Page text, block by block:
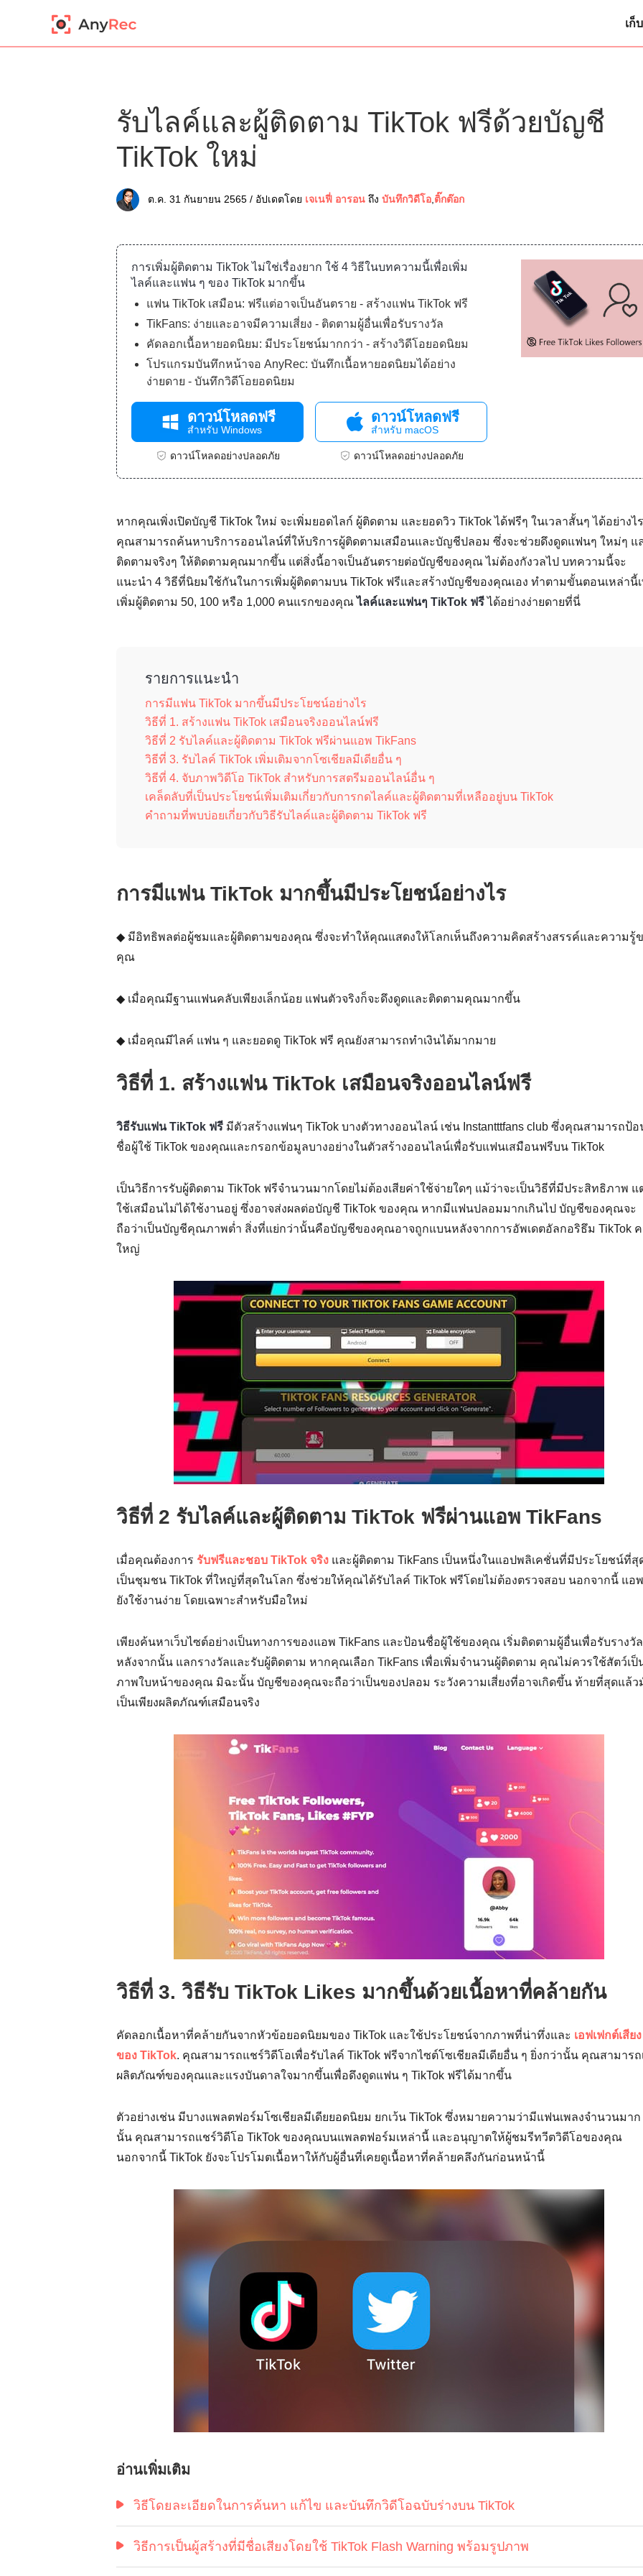
เก็บ
รับไลค์และผู้ติดตาม TikTok ฟรีด้วยบัญชี
TikTok ใหม่
ต.ค. 31 กันยายน 2565 / อัปเดตโดย เจเนฟี่ อารอน ถึง บันทึกวิดีโอ,ติ๊กต๊อก
การเพิ่มผู้ติดตาม TikTok ไม่ใช่เรื่องยาก ใช้ 4 วิธีในบทความนี้เพื่อเพิ่ม
ไลค์และแฟน ๆ ของ TikTok มากขึ้น
แฟน TikTok เสมือน: ฟรีแต่อาจเป็นอันตราย - สร้างแฟน TikTok ฟรี
TikFans: ง่ายและอาจมีความเสี่ยง - ติดตามผู้อื่นเพื่อรับรางวัล
คัดลอกเนื้อหายอดนิยม: มีประโยชน์มากกว่า - สร้างวิดีโอยอดนิยม
โปรแกรมบันทึกหน้าจอ AnyRec: บันทึกเนื้อหายอดนิยมได้อย่าง
ง่ายดาย - บันทึกวิดีโอยอดนิยม
ดาวน์โหลดฟรี
สำหรับ Windows
ดาวน์โหลดอย่างปลอดภัย
ดาวน์โหลดฟรี
สำหรับ macOS
ดาวน์โหลดอย่างปลอดภัย
หากคุณเพิ่งเปิดบัญชี TikTok ใหม่ จะเพิ่มยอดไลก์ ผู้ติดตาม และยอดวิว TikTok ได้ฟรีๆ ในเวลาสั้นๆ ได้อย่างไ
คุณสามารถค้นหาบริการออนไลน์ที่ให้บริการผู้ติดตามเสมือนและบัญชีปลอม ซึ่งจะช่วยดึงดูดแฟนๆ ใหม่ๆ แ
ติดตามจริงๆ ให้ติดตามคุณมากขึ้น แต่สิ่งนี้อาจเป็นอันตรายต่อบัญชีของคุณ ไม่ต้องกังวลไป บทความนี้จะ
แนะนำ 4 วิธีที่นิยมใช้กันในการเพิ่มผู้ติดตามบน TikTok ฟรีและสร้างบัญชีของคุณเอง ทำตามขั้นตอนเหล่านี้
เพิ่มผู้ติดตาม 50, 100 หรือ 1,000 คนแรกของคุณไลค์และแฟนๆ TikTok ฟรีได้อย่างง่ายดายที่นี่
รายการแนะนำ
การมีแฟน TikTok มากขึ้นมีประโยชน์อย่างไร
วิธีที่ 1. สร้างแฟน TikTok เสมือนจริงออนไลน์ฟรี
วิธีที่ 2 รับไลค์และผู้ติดตาม TikTok ฟรีผ่านแอพ TikFans
วิธีที่ 3. รับไลค์ TikTok เพิ่มเติมจากโซเชียลมีเดียอื่น ๆ
วิธีที่ 4. จับภาพวิดีโอ TikTok สำหรับการสตรีมออนไลน์อื่น ๆ
เคล็ดลับที่เป็นประโยชน์เพิ่มเติมเกี่ยวกับการกดไลค์และผู้ติดตามที่เหลืออยู่บน TikTok
คำถามที่พบบ่อยเกี่ยวกับวิธีรับไลค์และผู้ติดตาม TikTok ฟรี
การมีแฟน TikTok มากขึ้นมีประโยชน์อย่างไร
◆ มีอิทธิพลต่อผู้ชมและผู้ติดตามของคุณ ซึ่งจะทำให้คุณแสดงให้โลกเห็นถึงความคิดสร้างสรรค์และความรู้
คุณ
◆ เมื่อคุณมีฐานแฟนคลับเพียงเล็กน้อย แฟนตัวจริงก็จะดึงดูดและติดตามคุณมากขึ้น
◆ เมื่อคุณมีไลค์ แฟน ๆ และยอดดู TikTok ฟรี คุณยังสามารถทำเงินได้มากมาย
วิธีที่ 1. สร้างแฟน TikTok เสมือนจริงออนไลน์ฟรี
วิธีรับแฟน TikTok ฟรี มีตัวสร้างแฟนๆ TikTok บางตัวทางออนไลน์ เช่น Instantttfans club ซึ่งคุณสามารถป้อ
ชื่อผู้ใช้ TikTok ของคุณและกรอกข้อมูลบางอย่างในตัวสร้างออนไลน์เพื่อรับแฟนเสมือนฟรีบน TikTok
เป็นวิธีการรับผู้ติดตาม TikTok ฟรีจำนวนมากโดยไม่ต้องเสียค่าใช้จ่ายใดๆ แม้ว่าจะเป็นวิธีที่มีประสิทธิภาพ แ
ใช้เสมือนไม่ได้ใช้งานอยู่ ซึ่งอาจส่งผลต่อบัญชี TikTok ของคุณ หากมีแฟนปลอมมากเกินไป บัญชีของคุณจะ
ถือว่าเป็นบัญชีคุณภาพต่ำ สิ่งที่แย่กว่านั้นคือบัญชีของคุณอาจถูกแบนหลังจากการอัพเดตอัลกอริธึม TikTok ค
ใหญ่
วิธีที่ 2 รับไลค์และผู้ติดตาม TikTok ฟรีผ่านแอพ TikFans
เมื่อคุณต้องการ รับฟรีและชอบ TikTok จริง และผู้ติดตาม TikFans เป็นหนึ่งในแอปพลิเคชั่นที่มีประโยชน์ที่สุ
เป็นชุมชน TikTok ที่ใหญ่ที่สุดในโลก ซึ่งช่วยให้คุณได้รับไลค์ TikTok ฟรีโดยไม่ต้องตรวจสอบ นอกจากนี้ แอ
ยังใช้งานง่าย โดยเฉพาะสำหรับมือใหม่
เพียงค้นหาเว็บไซต์อย่างเป็นทางการของแอพ TikFans และป้อนชื่อผู้ใช้ของคุณ เริ่มติดตามผู้อื่นเพื่อรับรางวัล
หลังจากนั้น แลกรางวัลและรับผู้ติดตาม หากคุณเลือก TikFans เพื่อเพิ่มจำนวนผู้ติดตาม คุณไม่ควรใช้สัตว์เป็
ภาพใบหน้าของคุณ มิฉะนั้น บัญชีของคุณจะถือว่าเป็นของปลอม ระวังความเสี่ยงที่อาจเกิดขึ้น ท้ายที่สุดแล้ว
เป็นเพียงผลิตภัณฑ์เสมือนจริง
วิธีที่ 3. วิธีรับ TikTok Likes มากขึ้นด้วยเนื้อหาที่คล้ายกัน
คัดลอกเนื้อหาที่คล้ายกันจากหัวข้อยอดนิยมของ TikTok และใช้ประโยชน์จากภาพที่น่าทึ่งและ เอฟเฟกต์เสียง
ของ TikTok. คุณสามารถแชร์วิดีโอเพื่อรับไลค์ TikTok ฟรีจากไซต์โซเชียลมีเดียอื่น ๆ ยิ่งกว่านั้น คุณสามารถ
ผลิตภัณฑ์ของคุณและแรงบันดาลใจมากขึ้นเพื่อดึงดูดแฟน ๆ TikTok ฟรีได้มากขึ้น
ตัวอย่างเช่น มีบางแพลตฟอร์มโซเชียลมีเดียยอดนิยม ยกเว้น TikTok ซึ่งหมายความว่ามีแฟนเพลงจำนวนมาก
นั้น คุณสามารถแชร์วิดีโอ TikTok ของคุณบนแพลตฟอร์มเหล่านี้ และอนุญาตให้ผู้ชมรีทวีตวิดีโอของคุณ
นอกจากนี้ TikTok ยังจะโปรโมตเนื้อหาให้กับผู้อื่นที่เคยดูเนื้อหาที่คล้ายคลึงกันก่อนหน้านี้
อ่านเพิ่มเติม
วิธีโดยละเอียดในการค้นหา แก้ไข และบันทึกวิดีโอฉบับร่างบน TikTok
วิธีการเป็นผู้สร้างที่มีชื่อเสียงโดยใช้ TikTok Flash Warning พร้อมรูปภาพ